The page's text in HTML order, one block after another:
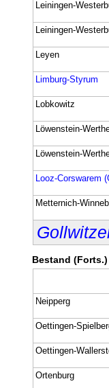
Leiningen-
Leiningen-
Leyen
Limburg-Styrum
Lobkowitz
Löwenstein-
Löwenstein-
Looz-Corswarem
Metternich-
Bestand (Forts.)
Neipperg
Oettingen-
Oettingen-
Ortenburg